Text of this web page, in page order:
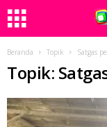
Beranda Topik Satgas
Topik: